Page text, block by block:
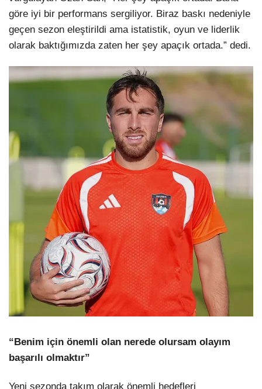
göre iyi bir performans sergiliyor. Biraz baskı nedeniyle
geçen sezon eleştirildi ama istatistik, oyun ve liderlik
olarak baktığımızda zaten her şey apaçık ortada.” dedi.
“Benim için önemli olan nerede olursam olayım
başarılı olmaktır”
Yeni sezonda takım olarak önemli hedefleri